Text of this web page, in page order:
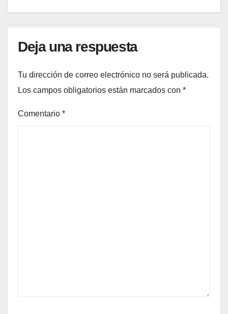
Deja una respuesta
Tu dirección de correo electrónico no será publicada.
Los campos obligatorios están marcados con *
Comentario *